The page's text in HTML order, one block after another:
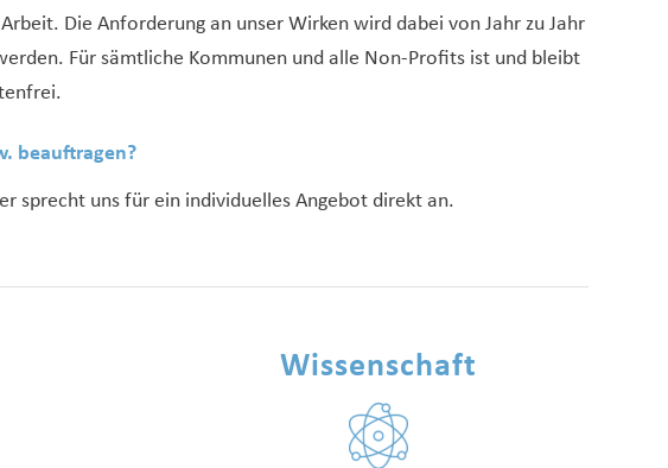
Die Anforderung an unser Wirken wird dabei von Jahr zu Jahr
Für sämtliche Kommunen und alle Non-Profits ist und bleibt
beauftragen?
sprecht uns für ein individuelles Angebot direkt an.
Wissenschaft